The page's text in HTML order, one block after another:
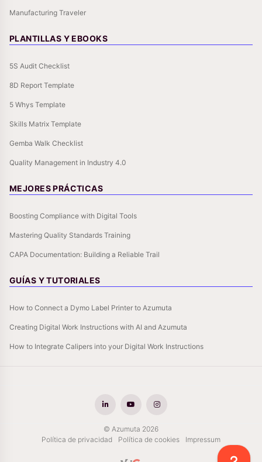
Manufacturing Traveler
PLANTILLAS Y EBOOKS
5S Audit Checklist
8D Report Template
5 Whys Template
Skills Matrix Template
Gemba Walk Checklist
Quality Management in Industry 4.0
MEJORES PRÁCTICAS
Boosting Compliance with Digital Tools
Mastering Quality Standards Training
CAPA Documentation: Building a Reliable Trail
GUÍAS Y TUTORIALES
How to Connect a Dymo Label Printer to Azumuta
Creating Digital Work Instructions with AI and Azumuta
How to Integrate Calipers into your Digital Work Instructions
© Azumuta 2026
Política de privacidad
Política de cookies Impressum